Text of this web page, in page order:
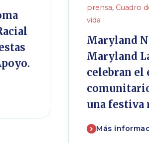
prensa, Cuadro
vida
Maryland
Maryland
celebran el
una festiva
Más